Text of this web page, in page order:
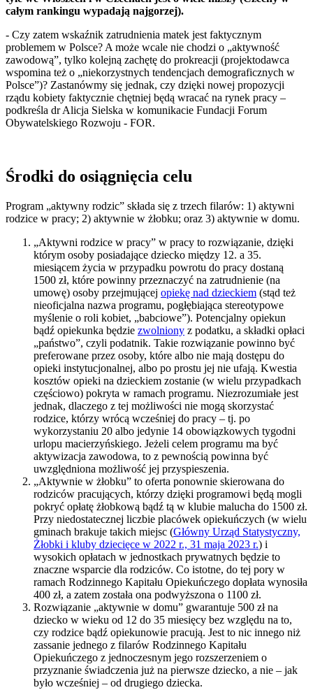
całym rankingu wypadają najgorzej).
- Czy zatem wskaźnik zatrudnienia matek jest faktycznym
problemem w Polsce? A może wcale nie chodzi o „aktywność
zawodową”, tylko kolejną zachętę do prokreacji (projektodawca
wspomina też o „niekorzystnych tendencjach demograficznych w
Polsce”)? Zastanówmy się jednak, czy dzięki nowej propozycji
rządu kobiety faktycznie chętniej będą wracać na rynek pracy –
podkreśla dr Alicja Sielska w komunikacie Fundacji Forum
Obywatelskiego Rozwoju - FOR.
Środki do osiągnięcia celu
Program „aktywny rodzic” składa się z trzech filarów: 1) aktywni
rodzice w pracy; 2) aktywnie w żłobku; oraz 3) aktywnie w domu.
„Aktywni rodzice w pracy” w pracy to rozwiązanie, dzięki
którym osoby posiadające dziecko między 12. a 35.
miesiącem życia w przypadku powrotu do pracy dostaną
1500 zł, które powinny przeznaczyć na zatrudnienie (na
umowę) osoby przejmującej opiekę nad dzieckiem (stąd też
nieoficjalna nazwa programu, pogłębiająca stereotypowe
myślenie o roli kobiet, „babciowe”). Potencjalny opiekun
bądź opiekunka będzie zwolniony z podatku, a składki opłaci
„państwo”, czyli podatnik. Takie rozwiązanie powinno być
preferowane przez osoby, które albo nie mają dostępu do
opieki instytucjonalnej, albo po prostu jej nie ufają. Kwestia
kosztów opieki na dzieckiem zostanie (w wielu przypadkach
częściowo) pokryta w ramach programu. Niezrozumiałe jest
jednak, dlaczego z tej możliwości nie mogą skorzystać
rodzice, którzy wrócą wcześniej do pracy – tj. po
wykorzystaniu 20 albo jedynie 14 obowiązkowych tygodni
urlopu macierzyńskiego. Jeżeli celem programu ma być
aktywizacja zawodowa, to z pewnością powinna być
uwzględniona możliwość jej przyspieszenia.
„Aktywnie w żłobku” to oferta ponownie skierowana do
rodziców pracujących, którzy dzięki programowi będą mogli
pokryć opłatę żłobkową bądź tą w klubie malucha do 1500 zł.
Przy niedostatecznej liczbie placówek opiekuńczych (w wielu
gminach brakuje takich miejsc (Główny Urząd Statystyczny,
Żłobki i kluby dziecięce w 2022 r., 31 maja 2023 r.) i
wysokich opłatach w jednostkach prywatnych będzie to
znaczne wsparcie dla rodziców. Co istotne, do tej pory w
ramach Rodzinnego Kapitału Opiekuńczego dopłata wynosiła
400 zł, a zatem została ona podwyższona o 1100 zł.
Rozwiązanie „aktywnie w domu” gwarantuje 500 zł na
dziecko w wieku od 12 do 35 miesięcy bez względu na to,
czy rodzice bądź opiekunowie pracują. Jest to nic innego niż
zassanie jednego z filarów Rodzinnego Kapitału
Opiekuńczego z jednoczesnym jego rozszerzeniem o
przyznanie świadczenia już na pierwsze dziecko, a nie – jak
było wcześniej – od drugiego dziecka.